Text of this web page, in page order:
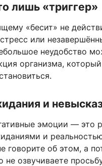
лишь «триггер»
«бесит» не
или
неудобство
организма,
и
эмоции — это
и
говорите об этом, а
не озвучиваете